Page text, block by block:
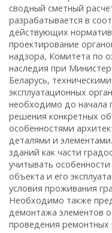
сводный сметный
разрабатывается в
действующих
проектирование
надзора, Комитета по
наследия при
Беларусь,
эксплуатационных
необходимо до начала
решения конкретных
особенностями
деталями и
зданий как части
учитывать
объекта и его
условия проживания
Необходимо также
демонтажа элементов
проведения